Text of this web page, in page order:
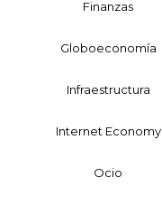
Finanzas
Globoeconomía
Infraestructura
Internet Economy
Ocio